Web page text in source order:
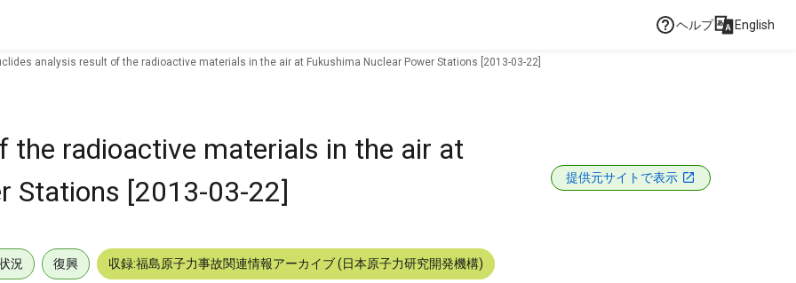
ヘルプ English
analysis result of the radioactive materials in the air at Fukushima Nuclear Power Stations [2013-03-22]
the radioactive materials in the air at
Stations [2013-03-22]
提供元サイトで表示
況 復興 収録:福島原子力事故関連情報アーカイブ (日本原子力研究開発機構)